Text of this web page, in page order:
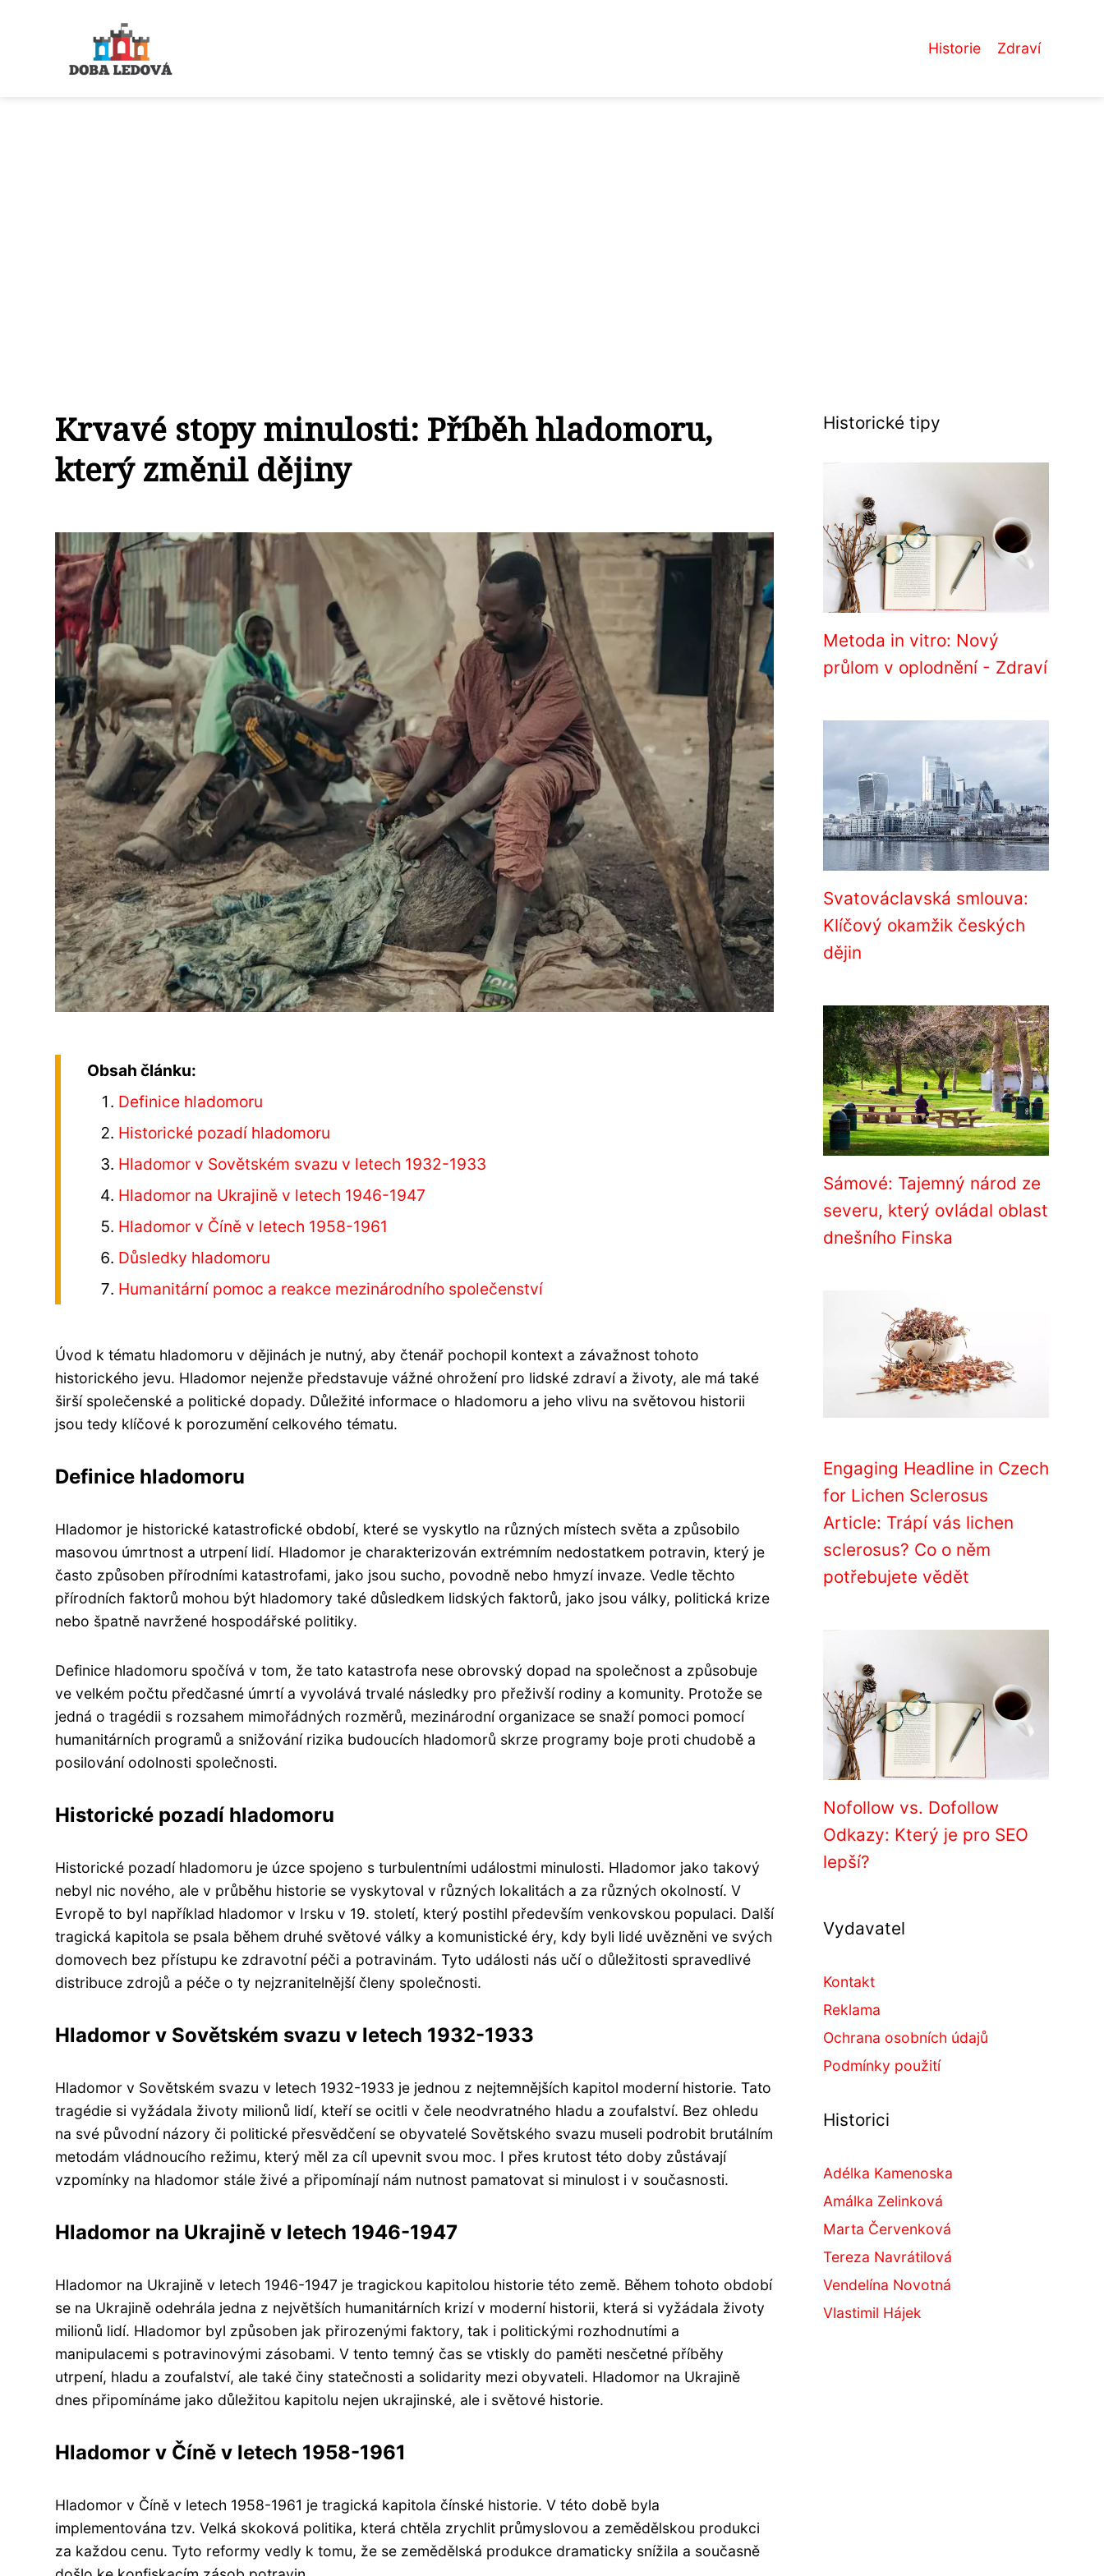
Historie Zdraví
Krvavé stopy minulosti: Příběh hladomoru,
který změnil dějiny
Obsah článku:
Definice hladomoru
Historické pozadí hladomoru
Hladomor v Sovětském svazu v letech 1932-1933
Hladomor na Ukrajině v letech 1946-1947
Hladomor v Číně v letech 1958-1961
Důsledky hladomoru
Humanitární pomoc a reakce mezinárodního společenství
Úvod k tématu hladomoru v dějinách je nutný, aby čtenář pochopil kontext a závažnost tohoto
historického jevu. Hladomor nejenže představuje vážné ohrožení pro lidské zdraví a životy, ale má také
širší společenské a politické dopady. Důležité informace o hladomoru a jeho vlivu na světovou historii
jsou tedy klíčové k porozumění celkového tématu.
Definice hladomoru
Hladomor je historické katastrofické období, které se vyskytlo na různých místech světa a způsobilo
masovou úmrtnost a utrpení lidí. Hladomor je charakterizován extrémním nedostatkem potravin, který je
často způsoben přírodními katastrofami, jako jsou sucho, povodně nebo hmyzí invaze. Vedle těchto
přírodních faktorů mohou být hladomory také důsledkem lidských faktorů, jako jsou války, politická krize
nebo špatně navržené hospodářské politiky.
Definice hladomoru spočívá v tom, že tato katastrofa nese obrovský dopad na společnost a způsobuje
ve velkém počtu předčasné úmrtí a vyvolává trvalé následky pro přeživší rodiny a komunity. Protože se
jedná o tragédii s rozsahem mimořádných rozměrů, mezinárodní organizace se snaží pomoci pomocí
humanitárních programů a snižování rizika budoucích hladomorů skrze programy boje proti chudobě a
posilování odolnosti společnosti.
Historické pozadí hladomoru
Historické pozadí hladomoru je úzce spojeno s turbulentními událostmi minulosti. Hladomor jako takový
nebyl nic nového, ale v průběhu historie se vyskytoval v různých lokalitách a za různých okolností. V
Evropě to byl například hladomor v Irsku v 19. století, který postihl především venkovskou populaci. Další
tragická kapitola se psala během druhé světové války a komunistické éry, kdy byli lidé uvězněni ve svých
domovech bez přístupu ke zdravotní péči a potravinám. Tyto události nás učí o důležitosti spravedlivé
distribuce zdrojů a péče o ty nejzranitelnější členy společnosti.
Hladomor v Sovětském svazu v letech 1932-1933
Hladomor v Sovětském svazu v letech 1932-1933 je jednou z nejtemnějších kapitol moderní historie. Tato
tragédie si vyžádala životy milionů lidí, kteří se ocitli v čele neodvratného hladu a zoufalství. Bez ohledu
na své původní názory či politické přesvědčení se obyvatelé Sovětského svazu museli podrobit brutálním
metodám vládnoucího režimu, který měl za cíl upevnit svou moc. I přes krutost této doby zůstávají
vzpomínky na hladomor stále živé a připomínají nám nutnost pamatovat si minulost i v současnosti.
Hladomor na Ukrajině v letech 1946-1947
Hladomor na Ukrajině v letech 1946-1947 je tragickou kapitolou historie této země. Během tohoto období
se na Ukrajině odehrála jedna z největších humanitárních krizí v moderní historii, která si vyžádala životy
milionů lidí. Hladomor byl způsoben jak přirozenými faktory, tak i politickými rozhodnutími a
manipulacemi s potravinovými zásobami. V tento temný čas se vtiskly do paměti nesčetné příběhy
utrpení, hladu a zoufalství, ale také činy statečnosti a solidarity mezi obyvateli. Hladomor na Ukrajině
dnes připomínáme jako důležitou kapitolu nejen ukrajinské, ale i světové historie.
Hladomor v Číně v letech 1958-1961
Hladomor v Číně v letech 1958-1961 je tragická kapitola čínské historie. V této době byla
implementována tzv. Velká skoková politika, která chtěla zrychlit průmyslovou a zemědělskou produkci
za každou cenu. Tyto reformy vedly k tomu, že se zemědělská produkce dramaticky snížila a současně
Historické tipy
Metoda in vitro: Nový
průlom v oplodnění - Zdraví
Svatováclavská smlouva:
Klíčový okamžik českých
dějin
Sámové: Tajemný národ ze
severu, který ovládal oblast
dnešního Finska
Engaging Headline in Czech
for Lichen Sclerosus
Article: Trápí vás lichen
sclerosus? Co o něm
potřebujete vědět
Nofollow vs. Dofollow
Odkazy: Který je pro SEO
lepší?
Vydavatel
Kontakt
Reklama
Ochrana osobních údajů
Podmínky použití
Historici
Adélka Kamenoska
Amálka Zelinková
Marta Červenková
Tereza Navrátilová
Vendelína Novotná
Vlastimil Hájek